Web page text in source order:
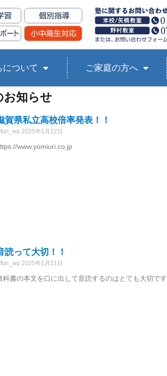
について ご家庭の方へ
知らせ
賀県私立高校倍率発表！！
2025年1月22日
www.yomiuri.co.jp
読って大切！！
2025年1月21日
科書の本文を口に出して音読するのはとても大切です